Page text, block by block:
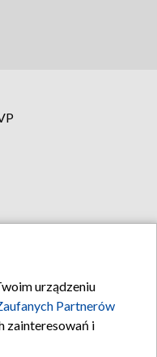
urządzeniu
Partnerów
zainteresowań i